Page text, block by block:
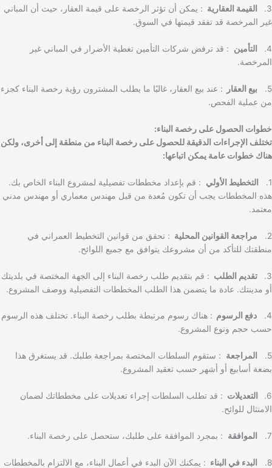
3. القيمة العقارية : يمكن أن تؤثر الرخصة على قيمة العقار، حيث أن المباني
غير المرخصة قد تفقد قيمتها في السوق.
4. التأمين : قد ترفض شركات التأمين تغطية الأضرار في المباني غير
المرخصة.
5. بيع العقار : عند بيع العقار، غالبًا ما يطلب المشترون رؤية رخصة البناء كجزء
من عملية الفحص.
خطوات الحصول على رخصة البناء:
تختلف الإجراءات الدقيقة للحصول على رخصة البناء من منطقة إلى أخرى، ولكن
هناك خطوات عامة يمكن اتباعها:
1. التخطيط الأولي : قم بإعداد مخططات تفصيلية لمشروع البناء الخاص بك.
هذه المخططات يجب أن تكون مُعدة من قبل مهندس معماري أو مهندس مدني
معتمد.
2. مراجعة القوانين المحلية : تحقق من قوانين التخطيط العمراني في
منطقتك للتأكد من أن مشروعك يتوافق مع جميع اللوائح.
3. تقديم الطلب : قم بتقديم طلب رخصة البناء إلى الجهة المختصة في بلديتك
أو مدينتك. عادة ما يتضمن هذا الطلب المخططات التفصيلية ووصف المشروع.
4. دفع الرسوم : هناك رسوم مرتبطة بطلب رخصة البناء. تختلف هذه الرسوم
حسب حجم ونوع المشروع.
5. المراجعة : ستقوم السلطات المختصة بمراجعة طلبك. قد يستغرق هذا
بضعة أسابيع أو أشهر حسب تعقيد المشروع.
6. التعديلات : قد تطلب السلطات إجراء تعديلات على مخططاتك لضمان
الامتثال للوائح.
7. الموافقة : بمجرد الموافقة على طلبك، ستحصل على رخصة البناء.
8. البدء في البناء : يمكنك الآن البدء في أعمال البناء، مع الالتزام بالمخططات